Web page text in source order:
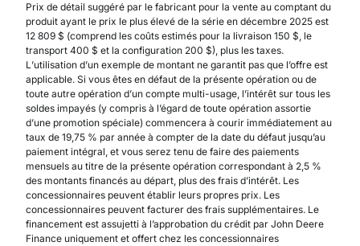
Prix de détail suggéré par le fabricant pour la vente au comptant du
produit ayant le prix le plus élevé de la série en décembre 2025 est
12 809 $ (comprend les coûts estimés pour la livraison 150 $, le
transport 400 $ et la configuration 200 $), plus les taxes.
L’utilisation d’un exemple de montant ne garantit pas que l’offre est
applicable. Si vous êtes en défaut de la présente opération ou de
toute autre opération d’un compte multi-usage, l’intérêt sur tous les
soldes impayés (y compris à l’égard de toute opération assortie
d’une promotion spéciale) commencera à courir immédiatement au
taux de 19,75 % par année à compter de la date du défaut jusqu’au
paiement intégral, et vous serez tenu de faire des paiements
mensuels au titre de la présente opération correspondant à 2,5 %
des montants financés au départ, plus des frais d’intérêt. Les
concessionnaires peuvent établir leurs propres prix. Les
concessionnaires peuvent facturer des frais supplémentaires. Le
financement est assujetti à l’approbation du crédit par John Deere
Finance uniquement et offert chez les concessionnaires